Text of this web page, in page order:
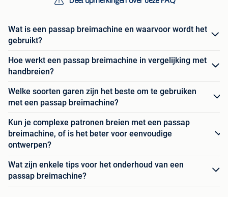
Wat is een passap breimachine en waarvoor wordt het
gebruikt?
Hoe werkt een passap breimachine in vergelijking met
handbreien?
Welke soorten garen zijn het beste om te gebruiken
met een passap breimachine?
Kun je complexe patronen breien met een passap
breimachine, of is het beter voor eenvoudige
ontwerpen?
Wat zijn enkele tips voor het onderhoud van een
passap breimachine?